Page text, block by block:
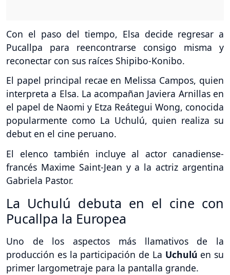
Con el paso del tiempo, Elsa decide regresar a
Pucallpa para reencontrarse consigo misma y
reconectar con sus raíces Shipibo-Konibo.
El papel principal recae en Melissa Campos, quien
interpreta a Elsa. La acompañan Javiera Arnillas en
el papel de Naomi y Etza Reátegui Wong, conocida
popularmente como La Uchulú, quien realiza su
debut en el cine peruano.
El elenco también incluye al actor canadiense-
francés Maxime Saint-Jean y a la actriz argentina
Gabriela Pastor.
La Uchulú debuta en el cine con
Pucallpa la Europea
Uno de los aspectos más llamativos de la
producción es la participación de La Uchulú en su
primer largometraje para la pantalla grande.